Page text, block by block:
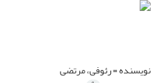
نویسنده =رئوفی، مرتضی